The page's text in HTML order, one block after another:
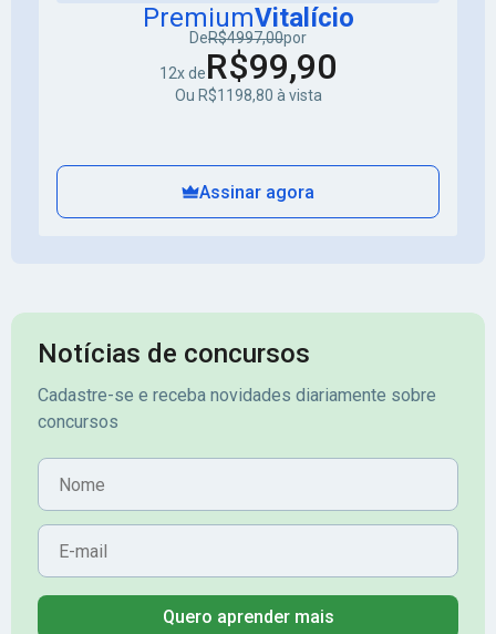
PremiumVitalício
DeR$4997,00por
12x deR$99,90
Ou R$1198,80 à vista
Assinar agora
Notícias de concursos
Cadastre-se e receba novidades diariamente sobre
concursos
Nome
E-mail
Quero aprender mais